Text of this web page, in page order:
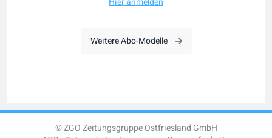
Weitere Abo-Modelle
© ZGO Zeitungsgruppe Ostfriesland GmbH